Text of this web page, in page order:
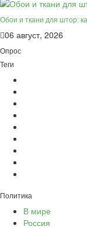
Обои и ткани для штор:
06 август, 2026
Опрос
Теги
Политика
В мире
Россия